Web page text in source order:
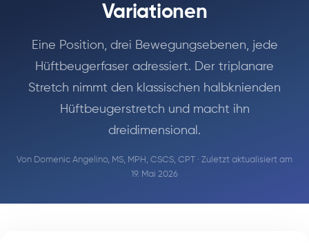
Variationen
Eine Position, drei Bewegungsebenen, jede
Hüftbeugerfaser adressiert. Der triplanare
Stretch nimmt den klassischen halbknienden
Hüftbeugerstretch und macht ihn
dreidimensional.
Von Domenic Angelino, MS, MPH, CSCS, CPT · Zuletzt aktualisiert am
19. Mai 2026